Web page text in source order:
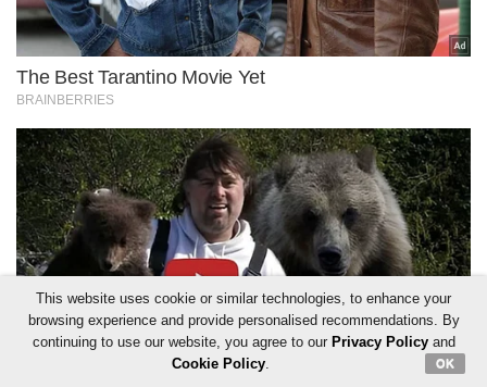
This website uses cookie or similar technologies, to enhance your
browsing experience and provide personalised recommendations. By
continuing to use our website, you agree to our Privacy Policyand
Cookie Policy. OK